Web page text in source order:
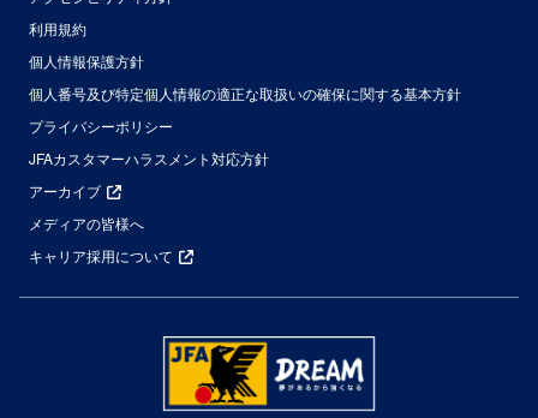
利用規約
個人情報保護方針
個人番号及び特定個人情報の適正な取扱いの確保に関する基本方針
プライバシーポリシー
JFAカスタマーハラスメント対応方針
アーカイブ
メディアの皆様へ
キャリア採用について